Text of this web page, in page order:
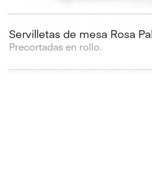
Servilletas de mesa Rosa
Precortadas en rollo.